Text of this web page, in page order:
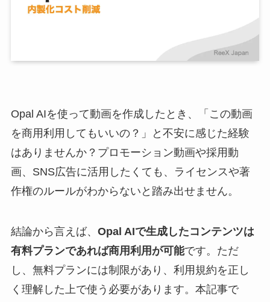
Opal AIを使って動画を作成したとき、「この動画
を商用利用してもいいの？」と不安に感じた経験
はありませんか？プロモーション動画や採用動
画、SNS広告に活用したくても、ライセンスや著
作権のルールがわからないと踏み出せません。
結論から言えば、 Opal AIで生成したコンテンツは
有料プランであれば商用利用が可能です。ただ
し、無料プランには制限があり、利用規約を正し
く理解した上で使う必要があります。本記事で